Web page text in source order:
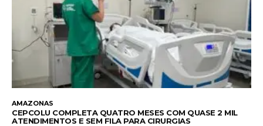
AMAZONAS
CEPCOLU COMPLETA QUATRO MESES COM QUASE 2 MIL
ATENDIMENTOS E SEM FILA PARA CIRURGIAS